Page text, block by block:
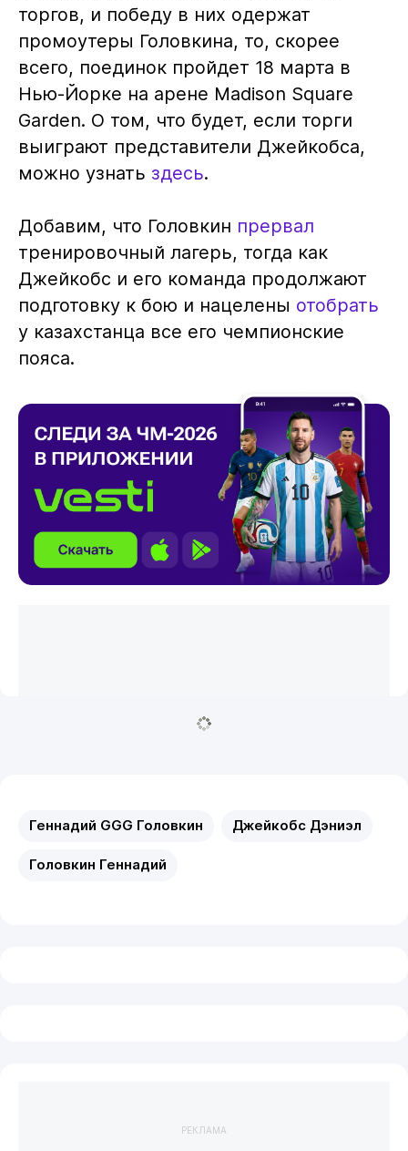
торгов, и победу в них одержат
промоутеры Головкина, то, скорее
всего, поединок пройдет 18 марта в
Нью-Йорке на арене Madison Square
Garden. О том, что будет, если торги
выиграют представители Джейкобса,
можно узнать здесь.
Добавим, что Головкин прервал
тренировочный лагерь, тогда как
Джейкобс и его команда продолжают
подготовку к бою и нацелены отобрать
у казахстанца все его чемпионские
пояса.
Геннадий GGG Головкин Джейкобс Дэниэл
Головкин Геннадий
РЕКЛАМА